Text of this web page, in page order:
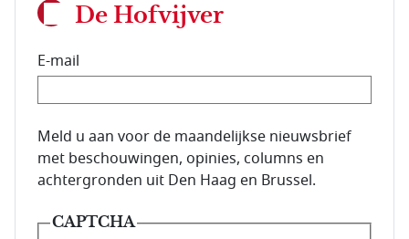
De Hofvijver
E-mail
E-mailadres van de abonnee.
Meld u aan voor de maandelijkse nieuwsbrief
met beschouwingen, opinies, columns en
achtergronden uit Den Haag en Brussel.
CAPTCHA